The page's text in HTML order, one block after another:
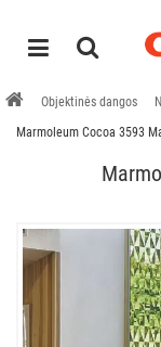
Objektinės dangos
Marmoleum Cocoa 3593